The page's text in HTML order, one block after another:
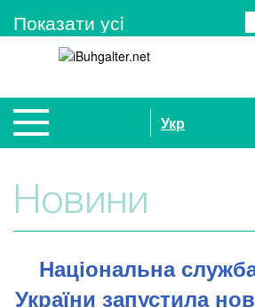
Показати усi
Укр
Новини
Національна
України запустила